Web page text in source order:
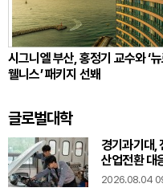
시그니엘 부산, 홍정기 교수와 ‘
웰니스’ 패키지 선봬
글로벌대학
경기과기대,
산업전환 대
2026.08.04